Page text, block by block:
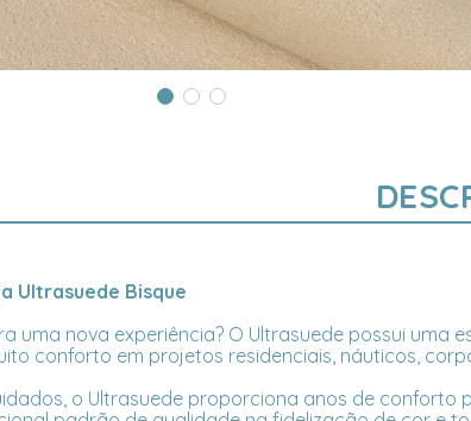
Ultrasuede Bisque
uma nova experiência? O Ultrasuede possui
conforto em projetos residenciais, náuticos,
o Ultrasuede proporciona anos de